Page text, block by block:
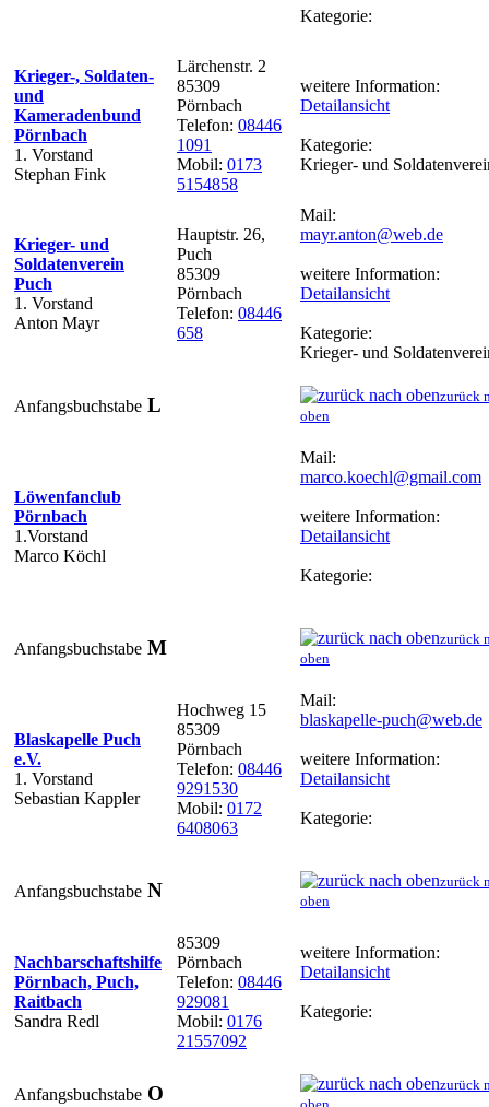
Kategorie:
Krieger-, Soldaten-
und
Kameradenbund
Pörnbach
1. Vorstand
Stephan Fink
Lärchenstr. 2
85309
Pörnbach
Telefon: 08446
1091
Mobil: 0173
5154858
weitere Information:
Detailansicht
Kategorie:
Krieger- und
Krieger- und
Soldatenverein
Puch
1. Vorstand
Anton Mayr
Hauptstr. 26,
Puch
85309
Pörnbach
Telefon: 08446
658
Mail:
mayr.anton@web.de
weitere Information:
Detailansicht
Kategorie:
Krieger- und
Anfangsbuchstabe L
zurück
oben
Löwenfanclub
Pörnbach
1.Vorstand
Marco Köchl
Mail:
marco.koechl@gmail.com
weitere Information:
Detailansicht
Kategorie:
Anfangsbuchstabe M
zurück
oben
Blaskapelle Puch
e.V.
1. Vorstand
Sebastian Kappler
Hochweg 15
85309
Pörnbach
Telefon: 08446
9291530
Mobil: 0172
6408063
Mail:
blaskapelle-puch@web.de
weitere Information:
Detailansicht
Kategorie:
Anfangsbuchstabe N
zurück
oben
Nachbarschaftshilfe
Pörnbach, Puch,
Raitbach
Sandra Redl
85309
Pörnbach
Telefon: 08446
929081
Mobil: 0176
21557092
weitere Information:
Detailansicht
Kategorie:
Anfangsbuchstabe O
zurück